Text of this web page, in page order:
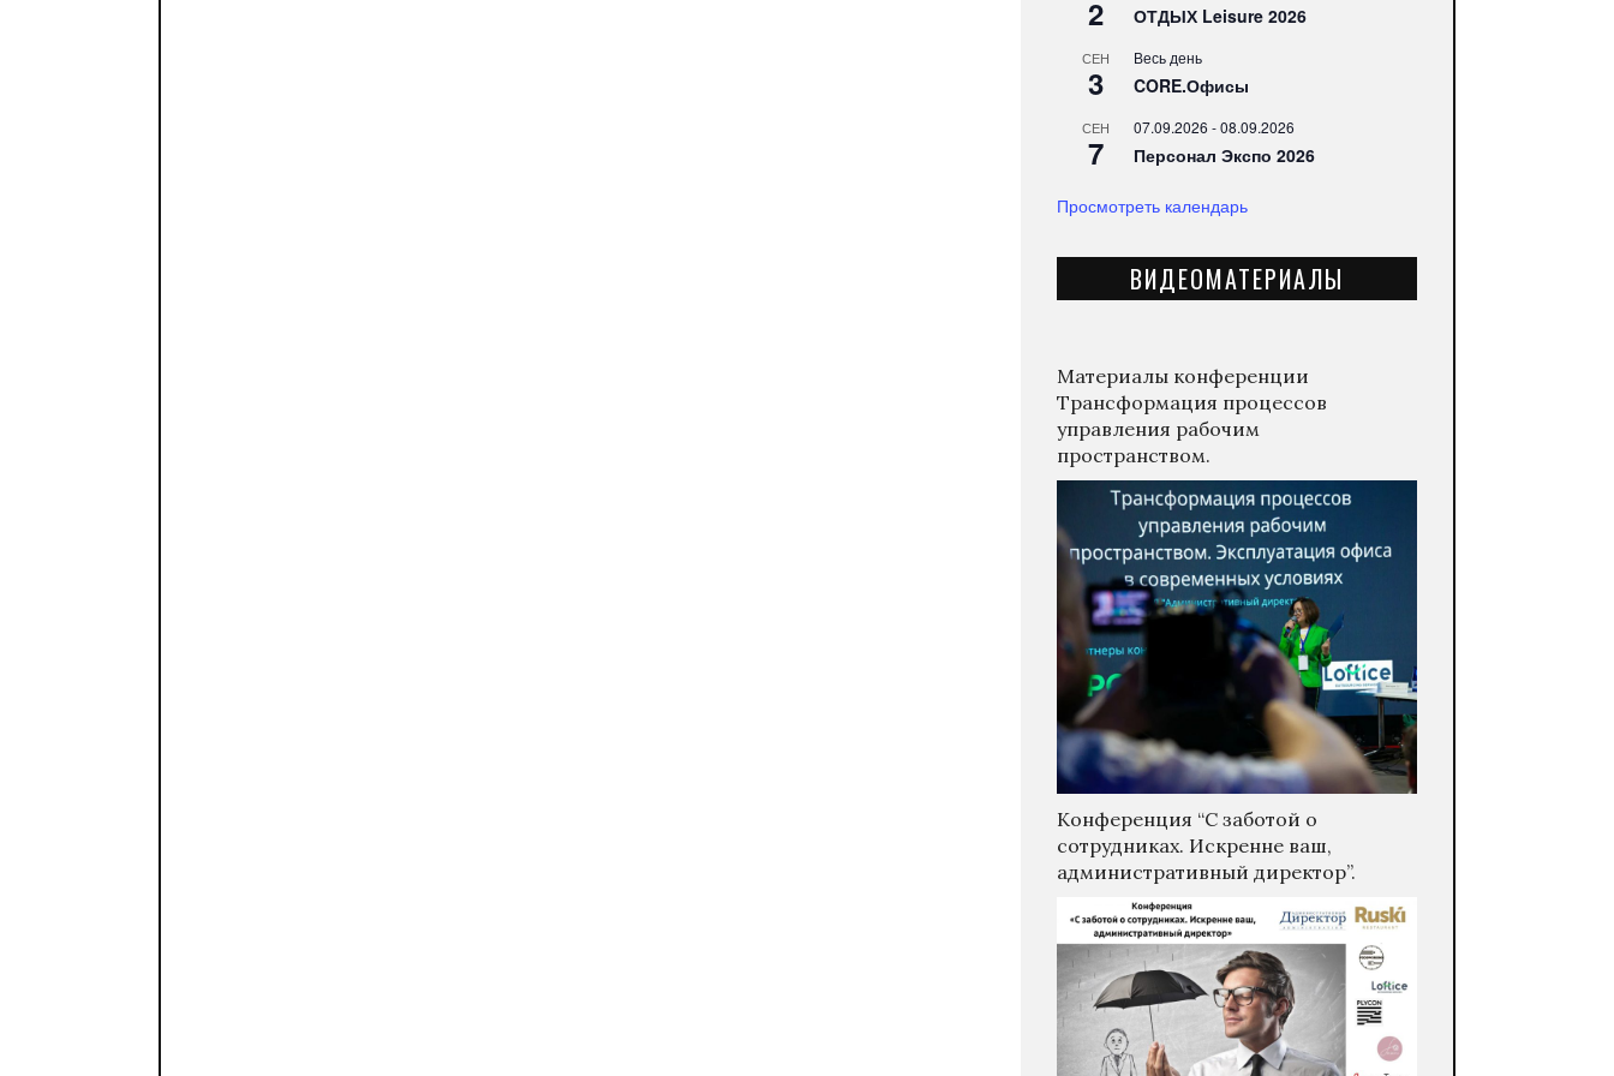
2 ОТДЫХ Leisure 2026
СЕН
3
Весь день
CORE.Офисы
СЕН
7
07.09.2026 -08.09.2026
Персонал Экспо 2026
Просмотреть календарь
ВИДЕОМАТЕРИАЛЫ
Материалы конференции
Трансформация процессов
управления рабочим
пространством.
Конференция “С заботой о
сотрудниках. Искренне ваш,
административный директор”.